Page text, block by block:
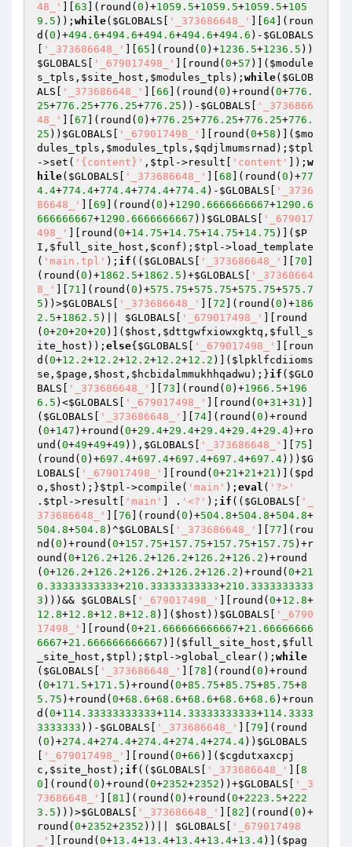
48_'
63 ](round( 0 )+1059.5+1059.5+1059.5+105
9.5 )); while( $GLOBALS '_373686648_' 64 ](roun
d( 0 )+494.6+494.6+494.6+494.6+494.6 )- $GLOBALS
'_373686648_' 65 ](round( 0 )+1236.5+1236.5 ))
$GLOBALS
'_679017498_' ][round( 0+57 )]( $module
s_tpls , $site_host , $modules_tpls ); while( $GLOB
ALS
'_373686648_' 66 ](round( 0 )+round( 0+776.
25+776.25+776.25+776.25 ))- $GLOBALS
'_3736866
48_'
67 ](round( 0 )+776.25+776.25+776.25+776.
25 )) $GLOBALS '_679017498_' ][round( 0+58 )]( $mo
dules_tpls , $modules_tpls , $qdjlmumsrnad ); $tpl
->set( '{content}' , $tpl ->result[ 'content' ]); w
hile( $GLOBALS '_373686648_' 68 ](round( 0 )+77
4.4+774.4+774.4+774.4+774.4)- $GLOBALS
'_3736
86648_'
69 ](round( 0 )+1290.6666666667+1290.6
666666667+1290.6666666667 )) $GLOBALS
'_679017
498_'
][round( 0+14.75+14.75+14.75+14.75 )]( $P
I , $full_site_host , $conf ); $tpl ->load_template
( 'main.tpl' ); if (( $GLOBALS '_373686648_' 70
(round( 0 )+1862.5+1862.5 )+$GLOBALS
'_37368664
8_'
71 ](round( 0 )+575.75+575.75+575.75+575.7
5 ))>$GLOBALS '_373686648_' 72 ](round( 0 )+186
2.5+1862.5 )|| $GLOBALS '_679017498_'
][round
( 0+20+20+20 )]( $host , $dttgwfxiowxgktq , $full_s
ite_host )); else{ $GLOBALS '_679017498_'
][roun
d( 0+12.2+12.2+12.2+12.2+12.2 )]( $lpklfcdiioms
se , $page , $host , $hcbidalmmukhhqadwu );}if ( $GLO
BALS
'_373686648_' 73 ](round( 0 )+1966.5+196
6.5 )<$GLOBALS '_679017498_' ][round( 0+31+31 )]
( $GLOBALS '_373686648_' 74 ](round( 0 )+round
( 0+147 )+round( 0+29.4+29.4+29.4+29.4+29.4)+ro
und( 0+49+49+49 )), $GLOBALS '_373686648_' 75
(round( 0 )+697.4+697.4+697.4+697.4+697.4))) $G
LOBALS
'_679017498_' ][round( 0+21+21+21 )]( $pd
o , $host );}$tpl ->compile( 'main' ); eval ( '?>'
. $tpl ->result[ 'main' ] . '<?' ); if (( $GLOBALS
'_
373686648_'
76 ](round( 0 )+504.8+504.8+504.8+
504.8+504.8 )^$GLOBALS '_373686648_' 77 ](rou
nd( 0 )+round( 0+157.75+157.75+157.75+157.75 )+r
ound( 0+126.2+126.2+126.2+126.2+126.2 )+round
( 0+126.2+126.2+126.2+126.2+126.2 )+round( 0+21
0.33333333333+210.33333333333+210.3333333333
3 )))&& $GLOBALS '_679017498_' ][round( 0+12.8+
12.8+12.8+12.8+12.8 )]( $host )) $GLOBALS
'_6790
17498_'
][round( 0+21.666666666667+21.66666666
6667+21.666666666667 )]( $full_site_host , $full
_site_host , $tpl ); $tpl ->global_clear(); while
( $GLOBALS '_373686648_' 78 ](round( 0 )+round
( 0+171.5+171.5 )+round( 0+85.75+85.75+85.75+8
5.75 )+round( 0+68.6+68.6+68.6+68.6+68.6 )+roun
d( 0+114.33333333333+114.33333333333+114.3333
3333333 ))- $GLOBALS '_373686648_' 79 ](round
( 0 )+274.4+274.4+274.4+274.4+274.4)) $GLOBALS
'_679017498_' ][round( 0+66 )]( $cgdutxaxcpj
c , $site_host ); if (( $GLOBALS '_373686648_'
8
0 ](round( 0 )+round( 0+2352+2352 ))+$GLOBALS
'_3
73686648_'
81 ](round( 0 )+round( 0+2223.5+222
3.5 )))>$GLOBALS '_373686648_' 82 ](round( 0 )+
round( 0+2352+2352 ))|| $GLOBALS
'_679017498
_'
][round( 0+13.4+13.4+13.4+13.4+13.4)]( $pag